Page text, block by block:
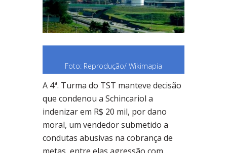
Foto: Reprodução/ Wikimapia
A 4ª. Turma do TST manteve decisão
que condenou a Schincariol a
indenizar em R$ 20 mil, por dano
moral, um vendedor submetido a
condutas abusivas na cobrança de
metas, entre elas agressão com